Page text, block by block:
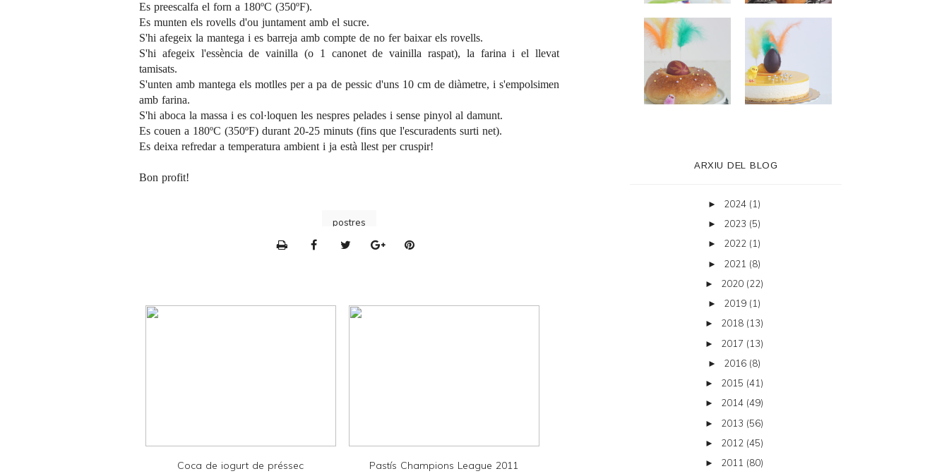
Es preescalfa el forn a 180ºC (350ºF).
Es munten els rovells d'ou juntament amb el sucre.
S'hi afegeix la mantega i es barreja amb compte de no fer baixar els rovells.
S'hi afegeix l'essència de vainilla (o 1 canonet de vainilla raspat), la farina i el llevat
tamisats.
S'unten amb mantega els motlles per a pa de pessic d'uns 10 cm de diàmetre, i s'empolsimen
amb farina.
S'hi aboca la massa i es col·loquen les nespres pelades i sense pinyol al damunt.
Es couen a 180ºC (350ºF) durant 20-25 minuts (fins que l'escuradents surti net).
Es deixa refredar a temperatura ambient i ja està llest per cruspir!
Bon profit!
postres
n
Coca de iogurt de préssec Pastís Champions League 2011
ARXIU DEL BLOG
► 2024 (1)
► 2023 (5)
► 2022 (1)
► 2021 (8)
► 2020 (22)
► 2019 (1)
► 2018 (13)
► 2017 (13)
► 2016 (8)
► 2015 (41)
► 2014 (49)
► 2013 (56)
► 2012 (45)
► 2011 (80)